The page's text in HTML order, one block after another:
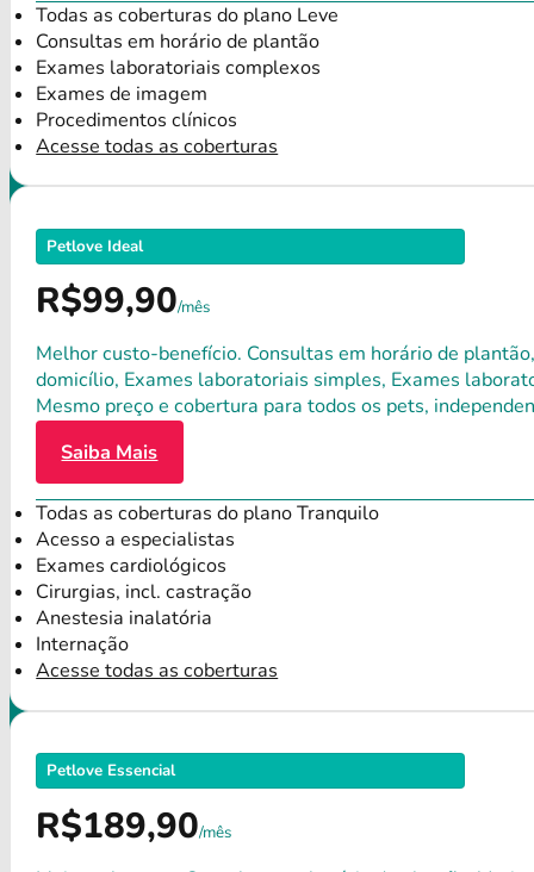
Todas as coberturas do plano Leve
Consultas em horário de plantão
Exames laboratoriais complexos
Exames de imagem
Procedimentos clínicos
Acesse todas as coberturas
Petlove Ideal
R$99,90/mês
Melhor custo-benefício. Consultas em horário de
domicílio, Exames laboratoriais simples, Exames
Mesmo preço e cobertura para todos os pets,
Saiba Mais
Todas as coberturas do plano Tranquilo
Acesso a especialistas
Exames cardiológicos
Cirurgias, incl. castração
Anestesia inalatória
Internação
Acesse todas as coberturas
Petlove Essencial
R$189,90/mês